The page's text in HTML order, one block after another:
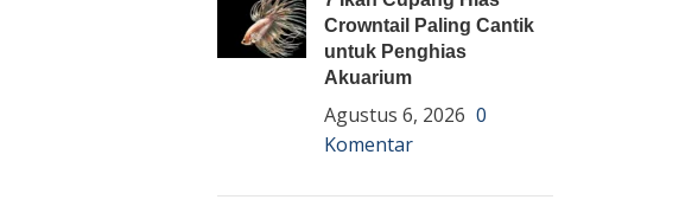
Crowntail Paling Cantik
untuk Penghias
Akuarium
Agustus 6, 2026 0
Komentar